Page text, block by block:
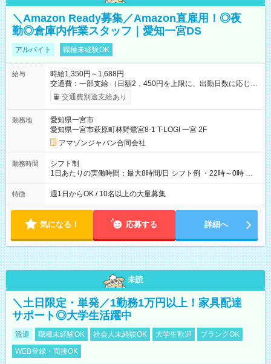
＼Amazon Ready募集／Amazon直雇用！◎夜
勤◎倉庫内作業スタッフ｜愛知一宮DS
アルバイト 職種未経験OK
給与
時給1,350円～1,688円
交通費：一部支給 （日額2，450円を上限に、出勤日数に応じて
実費支給） ※22:00～翌5:00までは時給25%UP！ ■給与前払い
制度あり ※前払い額の上限あり、手数料無料（Amazon負担）
交通費別途支給あり
勤務地
愛知県一宮市
愛知県一宮市萩原町林野鷺宮8-1 T-LOGI 一宮 2F
アマゾンジャパン合同会社
勤務時間
シフト制
1日あたりの実働時間：最大8時間/日 シフト例 ・22時～0時 入
社後、就業可能シフトをご確認の上、申請してください。
特徴 週1日からOK / 10名以上の大量募集
気になる！ 応募する 詳細へ
未読
＼土日限定・単発／1勤務1万円以上！家具配達
サポート◎大学生活躍中
派遣 職種未経験OK 社会人未経験OK 大学生歓迎
ブランクOK
WEB登録・面接OK